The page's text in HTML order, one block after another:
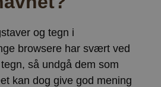
og tegn i
browsere har svært ved
så undgå dem som
kan dog give god mening